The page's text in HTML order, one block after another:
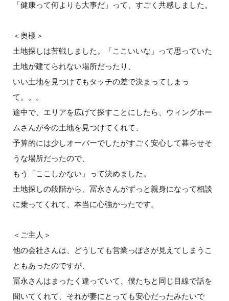
「健康って何よりも大事だ」って、すごく共感しました。
＜奥様＞
土地探しは苦戦しました。「ここいいな」って思っていた
土地が建てられない場所だったり、
いい土地を見つけてもタッチの差で決まってしまっ
て。。。
途中で、エリアを広げて探すことにしたら、ウィングホー
ムさんが今の土地を見つけてくれて、
予算的には少しオーバーでしたがすごく安心して暮らせそ
うな場所だったので、
もう「ここしかない」って決めました。
土地探しの段階から、冨永さんがずっと親身になって相談
に乗ってくれて、本当に心強かったです。
＜ご主人＞
他の会社さんは、どうしても営業っぽさが見えてしまうこ
ともあったのですが、
冨永さんはまったく違っていて、僕たちと同じ目線で話を
聞いてくれて、それが妻にとっても安心だったみたいで